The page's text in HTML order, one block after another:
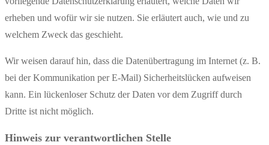
erheben und wofür wir sie nutzen. Sie erläutert auch, wie und zu
welchem Zweck das geschieht.
Wir weisen darauf hin, dass die Datenübertragung im Internet (z. B.
bei der Kommunikation per E-Mail) Sicherheitslücken aufweisen
kann. Ein lückenloser Schutz der Daten vor dem Zugriff durch
Dritte ist nicht möglich.
Hinweis zur verantwortlichen Stelle